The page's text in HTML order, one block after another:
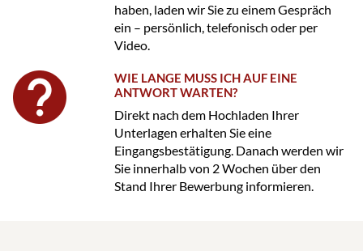
haben, laden wir Sie zu einem Gespräch
ein – persönlich, telefonisch oder per
Video.
WIE LANGE MUSS ICH AUF EINE
ANTWORT WARTEN?
Direkt nach dem Hochladen Ihrer
Unterlagen erhalten Sie eine
Eingangsbestätigung. Danach werden wir
Sie innerhalb von 2 Wochen über den
Stand Ihrer Bewerbung informieren.